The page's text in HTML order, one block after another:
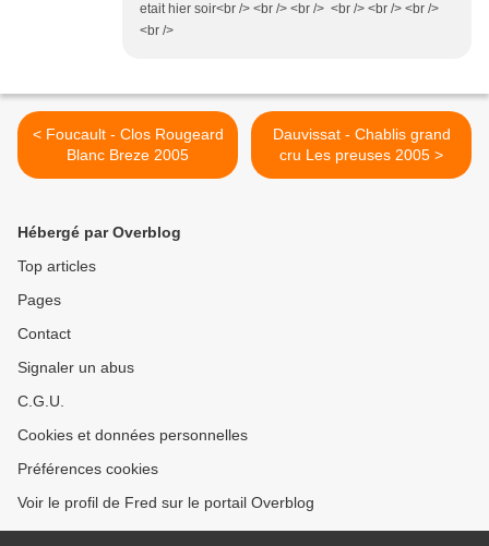
etait hier soir<br /> <br /> <br /> <br /> <br /> <br />
<br />
< Foucault - Clos Rougeard
Blanc Breze 2005
Dauvissat - Chablis grand
cru Les preuses 2005 >
Hébergé par Overblog
Top articles
Pages
Contact
Signaler un abus
C.G.U.
Cookies et données personnelles
Préférences cookies
Voir le profil de Fred sur le portail Overblog